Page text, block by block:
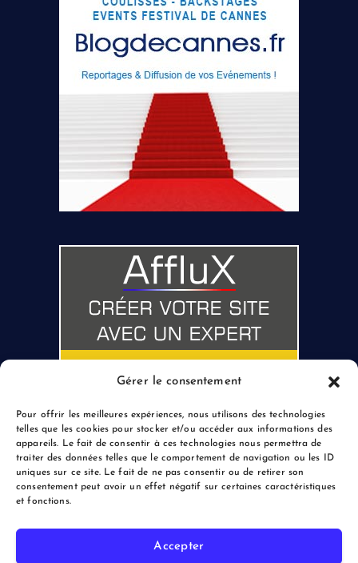
Gérer le consentement
Pour offrir les meilleures expériences, nous utilisons des technologies
telles que les cookies pour stocker et/ou accéder aux informations des
appareils. Le fait de consentir à ces technologies nous permettra de
traiter des données telles que le comportement de navigation ou les ID
uniques sur ce site. Le fait de ne pas consentir ou de retirer son
consentement peut avoir un effet négatif sur certaines caractéristiques
et fonctions.
Accepter
Copyright © 2026 le Blogreporter | Powered by Afflux.info